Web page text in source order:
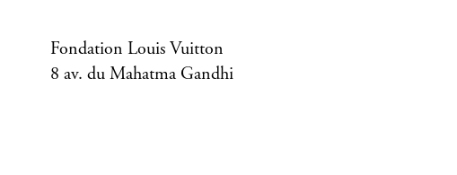
Fondation Louis Vuitton
8 av. du Mahatma Gandhi